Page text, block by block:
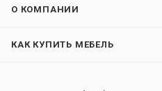
О КОМПАНИИ
КАК КУПИТЬ МЕБЕЛЬ